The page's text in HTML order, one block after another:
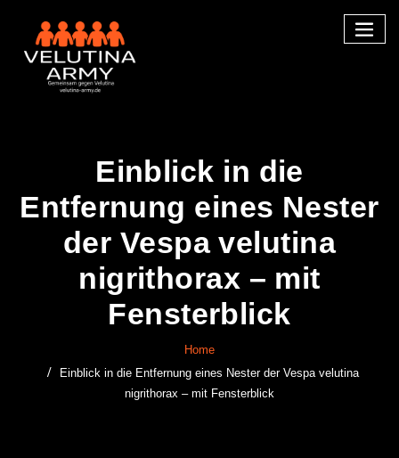
content
Einblick in die
Entfernung eines Nester
der Vespa velutina
nigrithorax – mit
Fensterblick
Home
Einblick in die Entfernung eines Nester der Vespa velutina
nigrithorax – mit Fensterblick